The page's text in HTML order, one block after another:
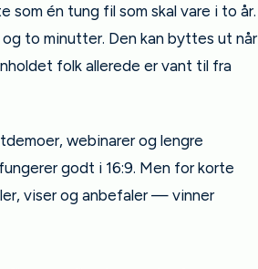
én tung fil som skal vare i to år.
to minutter. Den kan byttes ut når
folk allerede er vant til fra
webinarer og lengre
godt i 16:9. Men for korte
viser og anbefaler — vinner